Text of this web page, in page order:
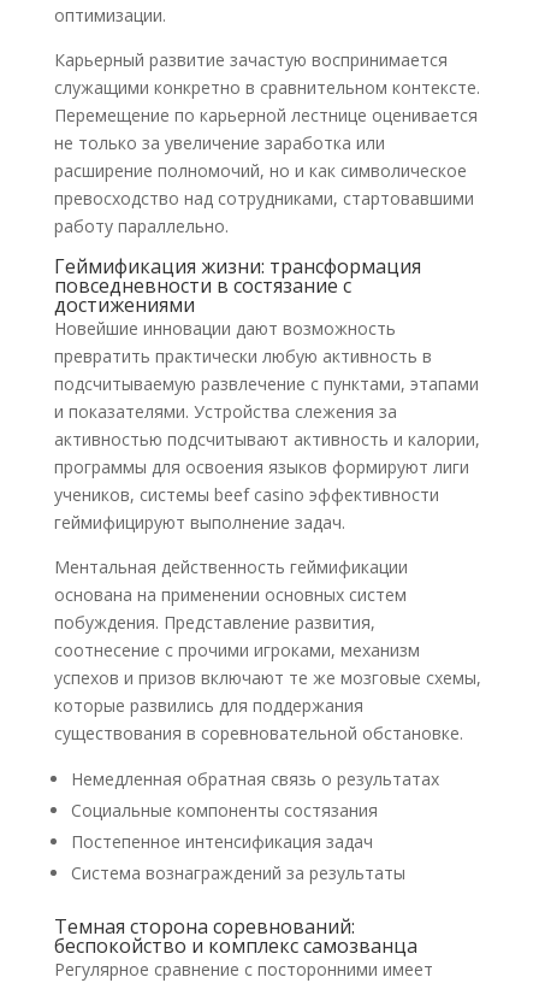
оптимизации.
Карьерный развитие зачастую воспринимается
служащими конкретно в сравнительном контексте.
Перемещение по карьерной лестнице оценивается
не только за увеличение заработка или
расширение полномочий, но и как символическое
превосходство над сотрудниками, стартовавшими
работу параллельно.
Геймификация жизни: трансформация
повседневности в состязание с
достижениями
Новейшие инновации дают возможность
превратить практически любую активность в
подсчитываемую развлечение с пунктами, этапами
и показателями. Устройства слежения за
активностью подсчитывают активность и калории,
программы для освоения языков формируют лиги
учеников, системы beef casino эффективности
геймифицируют выполнение задач.
Ментальная действенность геймификации
основана на применении основных систем
побуждения. Представление развития,
соотнесение с прочими игроками, механизм
успехов и призов включают те же мозговые схемы,
которые развились для поддержания
существования в соревновательной обстановке.
Немедленная обратная связь о результатах
Социальные компоненты состязания
Постепенное интенсификация задач
Система вознаграждений за результаты
Темная сторона соревнований:
беспокойство и комплекс самозванца
Регулярное сравнение с посторонними имеет